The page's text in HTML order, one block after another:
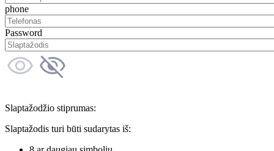
phone
Password
Slaptažodžio stiprumas:
Slaptažodis turi būti sudarytas iš: